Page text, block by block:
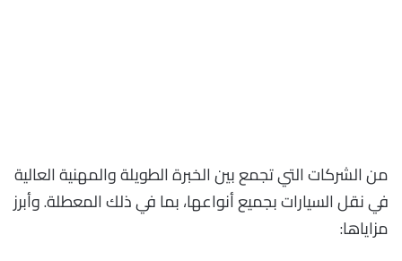
من الشركات التي تجمع بين الخبرة الطويلة والمهنية العالية
في نقل السيارات بجميع أنواعها، بما في ذلك المعطلة. وأبرز
مزاياها: